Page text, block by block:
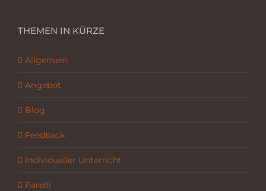
THEMEN IN KÜRZE
Allgemein
Angebot
Blog
Feedback
Individueller Unterricht
Parelli